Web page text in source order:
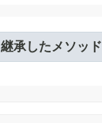
承したメソッド